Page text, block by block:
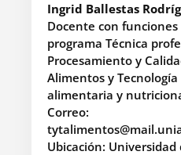
Ingrid Ballestas
Docente con
programa Técnica
Procesamiento y
Alimentos y
alimentaria y
Correo:
Ubicación: